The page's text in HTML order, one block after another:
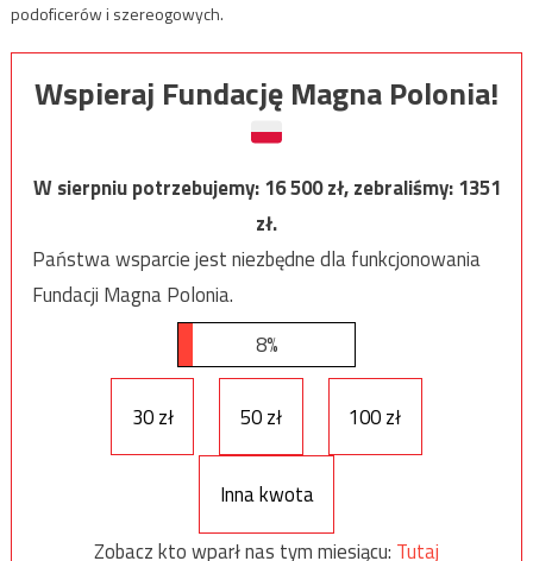
podoficerów i szereogowych.
Wspieraj Fundację Magna Polonia!
W sierpniu potrzebujemy:16 500zł, zebraliśmy:1351
zł.
Państwa wsparcie jest niezbędne dla funkcjonowania
Fundacji Magna Polonia.
8%
30 zł 50 zł 100 zł
Inna kwota
Zobacz kto wparł nas tym miesiącu: Tutaj